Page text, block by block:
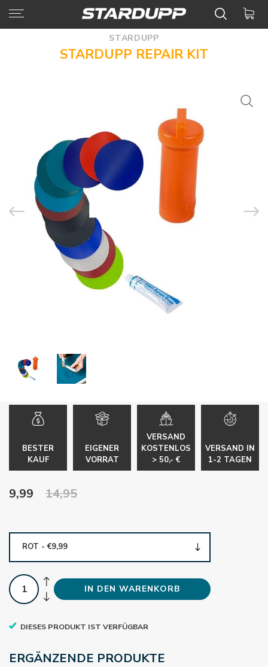
STARDUPP
STARDUPP REPAIR KIT
BESTER
KAUF
EIGENER
VORRAT
VERSAND
KOSTENLOS
> 50,- €
VERSAND IN
1-2 TAGEN
9,99 14,95
ROT - €9,99
IN DEN WARENKORB
DIESES PRODUKT IST VERFÜGBAR
ERGÄNZENDE PRODUKTE